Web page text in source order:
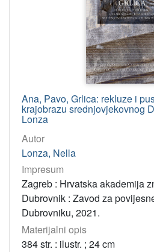
Ana, Pavo, Grlica: rekluze i
krajobrazu srednjo­vjekovnog
Lonza
Autor
Lonza, Nella
Impresum
Zagreb : Hrvatska akademija
Dubrovnik : Zavod za
Dubrovniku, 2021.
Materijalni opis
384 str. : ilustr. ; 24 cm